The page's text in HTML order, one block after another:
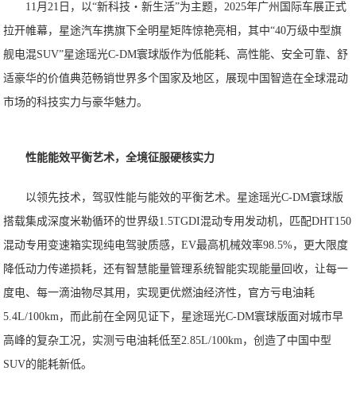
11月21日，以“新科技・新生活”为主题，2025年广州国际车展正式
拉开帷幕，星途汽车携旗下全明星矩阵惊艳亮相，其中“40万级中型旗
舰电混SUV”星途瑶光C-DM寰球版作为低能耗、高性能、安全可靠、舒
适豪华的价值典范畅销世界多个国家及地区，展现中国智造在全球混动
市场的科技实力与豪华魅力。
性能能效平衡艺术，全境征服硬核实力
以领先技术，驾驭性能与能效的平衡艺术。星途瑶光C-DM寰球版
搭载集成深度米勒循环的世界级1.5TGDI混动专用发动机，匹配DHT150
混动专用变速箱实现纯电驾驶质感，EV最高机械效率98.5%，更大限度
降低动力传递损耗，还有智慧能量管理系统智能实现能量回收，让每一
度电、每一滴油物尽其用，实现更优燃油经济性，官方亏电油耗
5.4L/100km，而此前在全网见证下，星途瑶光C-DM寰球版面对城市早
高峰的复杂工况，实测亏电油耗低至2.85L/100km，创造了中国中型
SUV的能耗新低。